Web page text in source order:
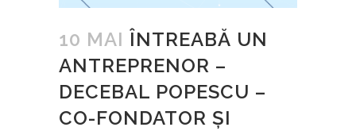
10 MAI ÎNTREABĂ UN
ANTREPRENOR –
DECEBAL POPESCU –
CO-FONDATOR ȘI